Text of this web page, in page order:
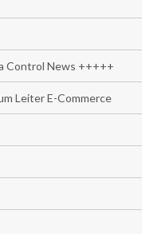
Control News +++++
Leiter E-Commerce